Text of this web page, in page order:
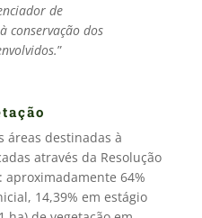
de
conservação dos
”
áreas destinadas à
através da Resolução
aproximadamente 64%
14,39% em estágio